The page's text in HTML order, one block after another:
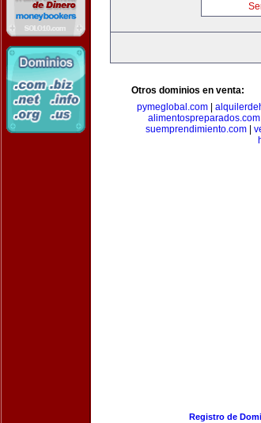
Otros dominios en venta:
pymeglobal.com|
alimentospreparados.com|
suemprendimiento.com|
Registro de